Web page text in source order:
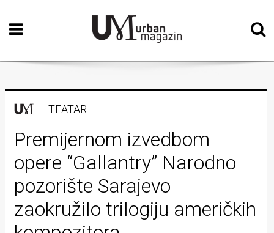
Početna
Vizualne
Teatar
Književnost
Muzika
Film
Intervju
TEATAR
Premijernom izvedbom
opere “Gallantry” Narodno
pozorište Sarajevo
zaokružilo trilogiju američkih